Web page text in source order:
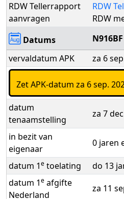
RDW Tellerrapport
aanvragen
RDW
RDW
Datums
N916BF
vervaldatum APK
za 6
Zet APK-datum za 6 sep.
datum
tenaamstelling
za 7
in bezit van
eigenaar
0 jaren
datum 1e toelating
do 13
datum 1e afgifte
Nederland
za 11